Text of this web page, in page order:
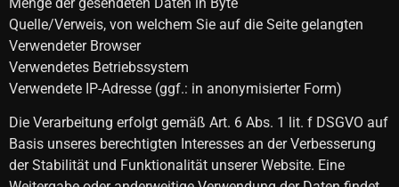
Quelle/Verweis, von welchem Sie auf die Seite gelangten
Verwendeter Browser
Verwendetes Betriebssystem
Verwendete IP-Adresse (ggf.: in anonymisierter Form)
Die Verarbeitung erfolgt gemäß Art. 6 Abs. 1 lit. f DSGVO auf
Basis unseres berechtigten Interesses an der Verbesserung
der Stabilität und Funktionalität unserer Website. Eine